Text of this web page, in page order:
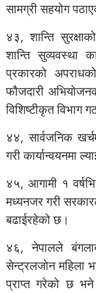
सामग्री सहयोग
४३, शान्ति
शान्ति
प्रकारको
फौजदारी
विशिष्टीकृत विभाग
४४, सार्वजनिक
गरी कार्यान्वयनमा
४५, आगामी १
मध्यनजर गरी
बढाईरहेको छ।
४६, नेपालले
सेन्ट्रलजोन महिला
प्राप्त गरेको छ भने